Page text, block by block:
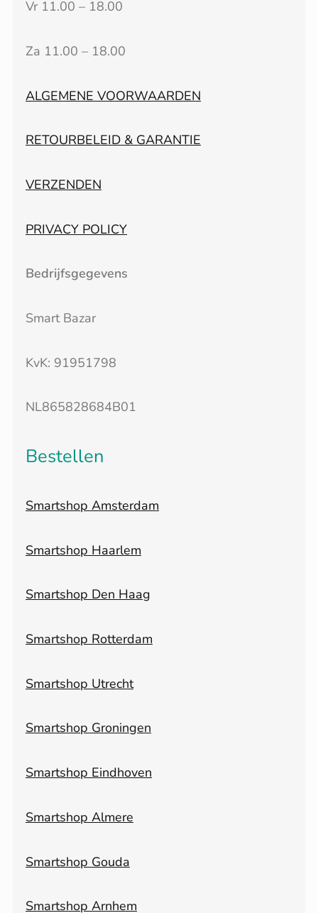
Vr 11.00 – 18.00
Za 11.00 – 18.00
ALGEMENE VOORWAARDEN
RETOURBELEID & GARANTIE
VERZENDEN
PRIVACY POLICY
Bedrijfsgegevens
Smart Bazar
KvK: 91951798
NL865828684B01
Bestellen
Smartshop Amsterdam
Smartshop Haarlem
Smartshop Den Haag
Smartshop Rotterdam
Smartshop Utrecht
Smartshop Groningen
Smartshop Eindhoven
Smartshop Almere
Smartshop Gouda
Smartshop Arnhem